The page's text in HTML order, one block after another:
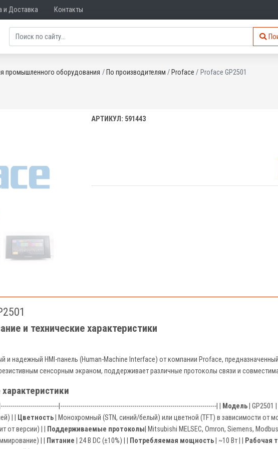
и Доставка Контакты
промышленного оборудования По производителям Proface Proface GP2501
АРТИКУЛ: 591443
и технические характеристики
и надежный HMI-панель (Human-Machine Interface) от компании Proface,
сенсорным экраном, поддерживает различные протоколы связи и
|-----------------------------|------------------------------------------------------------------------------| | Модель | GP2501 | |
| | Цветность | Монохромный (STN, синий/белый) или цветной (TFT) в зависимости от
от версии) | |
Поддерживаемые протоколы | Mitsubishi MELSEC, Omron, Siemens,
| |
Питание | 24 В DC (±10%) | | Потребляемая мощность | ~10 Вт | | Рабочая